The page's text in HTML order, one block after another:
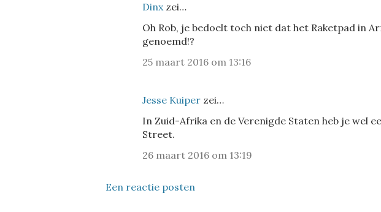
Dinxzei…
Oh Rob, je bedoelt toch niet dat het Raketpad in
genoemd!?
25 maart 2016 om 13:16
Jesse Kuiper zei…
In Zuid-Afrika en de Verenigde Staten heb je wel
Street.
26 maart 2016 om 13:19
Een reactie posten